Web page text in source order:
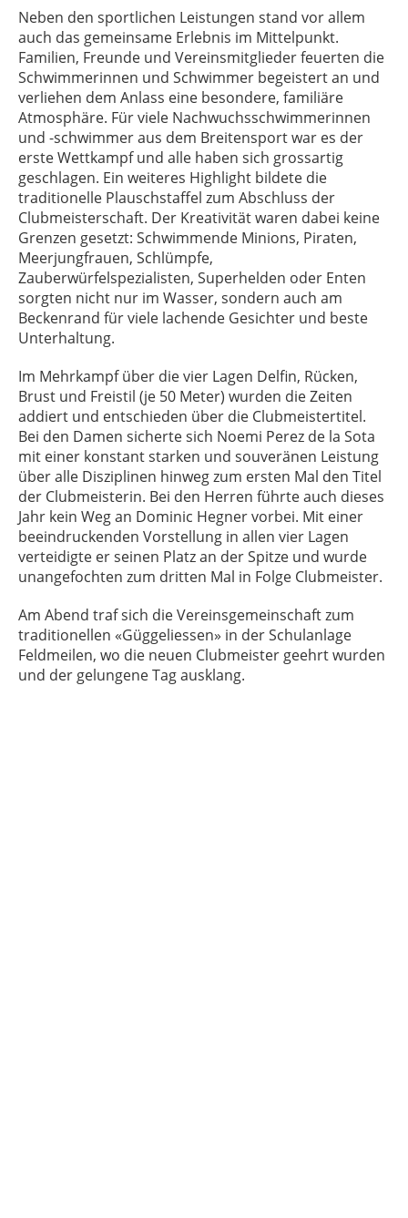
Neben den sportlichen Leistungen stand vor allem
auch das gemeinsame Erlebnis im Mittelpunkt.
Familien, Freunde und Vereinsmitglieder feuerten die
Schwimmerinnen und Schwimmer begeistert an und
verliehen dem Anlass eine besondere, familiäre
Atmosphäre. Für viele Nachwuchsschwimmerinnen
und -schwimmer aus dem Breitensport war es der
erste Wettkampf und alle haben sich grossartig
geschlagen. Ein weiteres Highlight bildete die
traditionelle Plauschstaffel zum Abschluss der
Clubmeisterschaft. Der Kreativität waren dabei keine
Grenzen gesetzt: Schwimmende Minions, Piraten,
Meerjungfrauen, Schlümpfe,
Zauberwürfelspezialisten, Superhelden oder Enten
sorgten nicht nur im Wasser, sondern auch am
Beckenrand für viele lachende Gesichter und beste
Unterhaltung.
Im Mehrkampf über die vier Lagen Delfin, Rücken,
Brust und Freistil (je 50 Meter) wurden die Zeiten
addiert und entschieden über die Clubmeistertitel.
Bei den Damen sicherte sich Noemi Perez de la Sota
mit einer konstant starken und souveränen Leistung
über alle Disziplinen hinweg zum ersten Mal den Titel
der Clubmeisterin. Bei den Herren führte auch dieses
Jahr kein Weg an Dominic Hegner vorbei. Mit einer
beeindruckenden Vorstellung in allen vier Lagen
verteidigte er seinen Platz an der Spitze und wurde
unangefochten zum dritten Mal in Folge Clubmeister.
Am Abend traf sich die Vereinsgemeinschaft zum
traditionellen «Güggeliessen» in der Schulanlage
Feldmeilen, wo die neuen Clubmeister geehrt wurden
und der gelungene Tag ausklang.